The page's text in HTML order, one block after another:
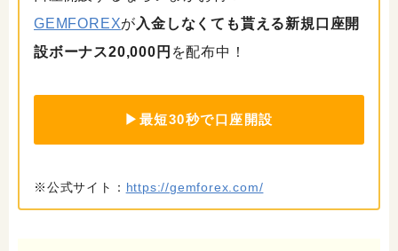
GEMFOREXが 入金しなくても貰える新規口座開
設ボーナス20,000円 を配布中！
▶最短30秒で口座開設
※公式サイト： https://gemforex.com/